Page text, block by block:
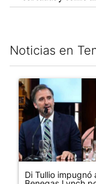
Noticias en
Este listado muestra
Un artículo de
Di Tullio impugnó